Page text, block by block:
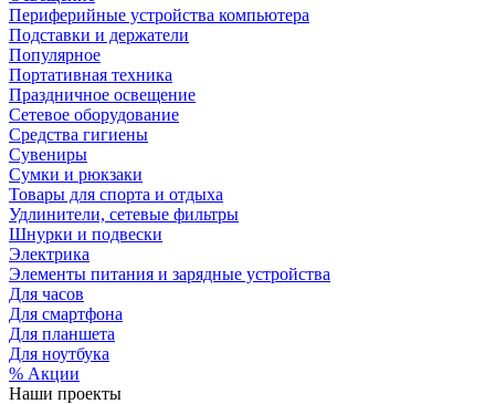
Периферийные устройства компьютера
Подставки и держатели
Популярное
Портативная техника
Праздничное освещение
Сетевое оборудование
Средства гигиены
Сувениры
Сумки и рюкзаки
Товары для спорта и отдыха
Удлинители, сетевые фильтры
Шнурки и подвески
Электрика
Элементы питания и зарядные устройства
Для часов
Для смартфона
Для планшета
Для ноутбука
% Акции
Наши проекты